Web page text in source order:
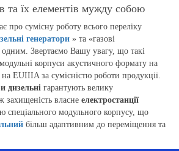
та їх елементів мужду собою
про сумісну роботу всього переліку
генератори » та «газові
одним. Звертаємо Вашу увагу, що такі
корпуси акустичного формату на
EUIIIA за сумісністю роботи продукції.
дизельні гарантують велику
захищеність власне електростанції
спеціального модульного корпусу, що
більш адаптивним до переміщення та